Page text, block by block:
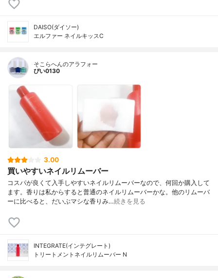
DAISO(ダイソー)
エルファー ネイルキッスC
そこらへんのアラフォー
ぴい0130
3.00
買いやすいネイルリムーバー
コスパが良くて入手しやすいネイルリムーバーなので、何回か購入して
ます。香りは私からすると普通のネイルリムーバーかな。他のリムーバ
ーに比べると、だいぶマシな香りみ…続きを見る
INTEGRATE(インテグレート)
トリートメントネイルリムーバー N